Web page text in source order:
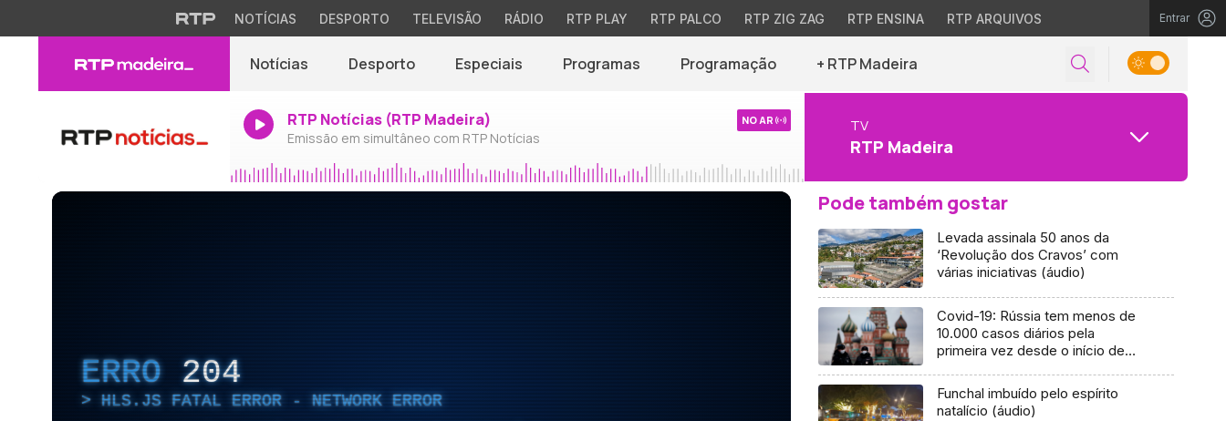
NOTÍCIAS DESPORTO TELEVISÃO RÁDIO RTP PLAY RTP PALCO RTP ZIG ZAG RTP ENSINA RTP ARQUIVOS Entrar
Notícias Desporto Especiais Programas Programação + RTP Madeira
RTP Notícias (RTP Madeira)
Emissão em simultâneo com RTP Notícias
NO AR TV
RTP Madeira
ERRO 204
HLS.JS FATAL ERROR - NETWORK ERROR
Pode também gostar
Levada assinala 50 anos da
‘Revolução dos Cravos’ com
várias iniciativas (áudio)
Covid-19: Rússia tem menos de
10.000 casos diários pela
primeira vez desde o início de
Funchal imbuído pelo espírito
natalício (áudio)